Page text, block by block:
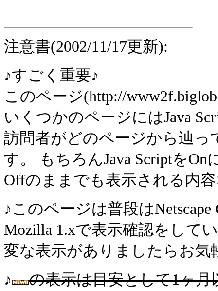
注意書(2002/11/17更新):
♪すごく重要♪
このページ(http://
いくつかのページにはJava
訪問者がどのページから辿
す。 もちろんJava Scriptを
Offのままでも表示される内
♪このページは普段はNetscape
Mozilla 1.xで表示確認をして
変な表示がありましたらお気
♪
の表示は目安として1ヶ